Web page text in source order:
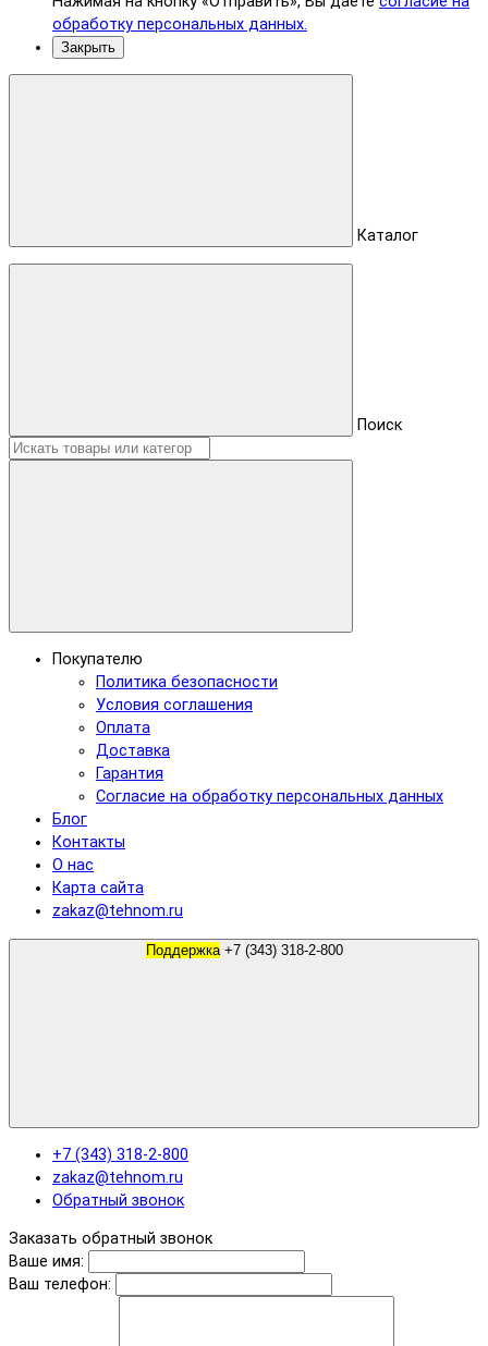
обработку персональных данных.
Закрыть
Каталог
Поиск
Покупателю
Политика безопасности
Условия соглашения
Оплата
Доставка
Гарантия
Согласие на обработку персональных данных
Блог
Контакты
О нас
Карта сайта
zakaz@tehnom.ru
Поддержка +7 (343) 318-2-800
+7 (343) 318-2-800
zakaz@tehnom.ru
Обратный звонок
Заказать обратный звонок
Ваше имя:
Ваш телефон: